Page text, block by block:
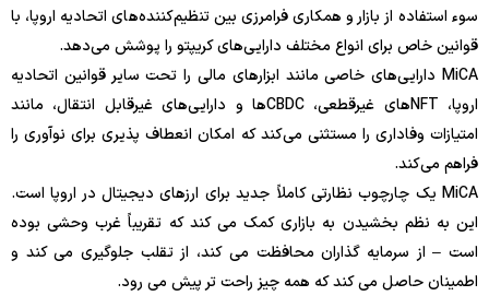
سوء استفاده از بازار و همکاری فرامرزی بین تنظیم‌کننده‌های اتحادیه اروپا، با
قوانین خاص برای انواع مختلف دارایی‌های کریپتو را پوشش می‌دهد.
MiCA دارایی‌های خاصی مانند ابزارهای مالی را تحت سایر قوانین اتحادیه
اروپا، NFTهای غیرقطعی، CBDCها و دارایی‌های غیرقابل انتقال، مانند
امتیازات وفاداری را مستثنی می‌کند که امکان انعطاف پذیری برای نوآوری را
فراهم می‌کند.
MiCA یک چارچوب نظارتی کاملاً جدید برای ارزهای دیجیتال در اروپا است.
این به نظم بخشیدن به بازاری کمک می کند که تقریباً غرب وحشی بوده
است – از سرمایه گذاران محافظت می کند، از تقلب جلوگیری می کند و
اطمینان حاصل می کند که همه چیز راحت تر پیش می رود.